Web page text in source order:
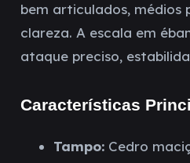
bem articulados, médios
clareza. A escala em
ataque preciso,
Características
Tampo: Cedro